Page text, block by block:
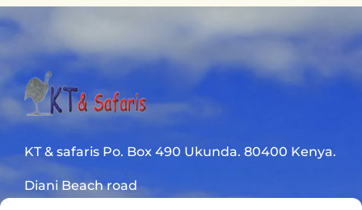
KT & safaris Po. Box 490 Ukunda. 80400 Kenya.
Diani Beach road